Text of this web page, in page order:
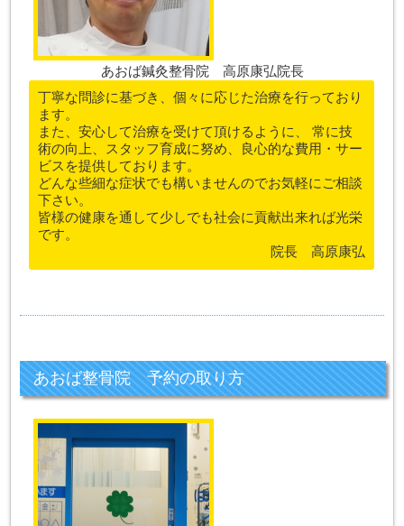
あおば鍼灸整骨院 高原康弘院長
丁寧な問診に基づき、個々に応じた治療を行っており
ます。
また、安心して治療を受けて頂けるように、 常に技
術の向上、スタッフ育成に努め、良心的な費用・サー
ビスを提供しております。
どんな些細な症状でも構いませんのでお気軽にご相談
下さい。
皆様の健康を通して少しでも社会に貢献出来れば光栄
です。
院長 高原康弘
あおば整骨院 予約の取り方